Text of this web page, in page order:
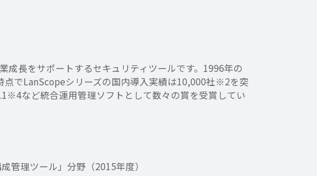
成長をサポートするセキュリティツールです。1996年の
でLanScopeシリーズの国内導入実績は10,000社※2を突
など統合運用管理ソフトとして数々の賞を受賞してい
管理ツール」分野（2015年度）